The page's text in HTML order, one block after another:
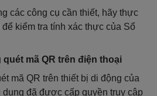
các công cụ cần thiết, hãy thực
kiểm tra tính xác thực của Sổ
mã QR trên điện thoại
mã QR trên thiết bị di động của
đã được cấp quyền truy cập